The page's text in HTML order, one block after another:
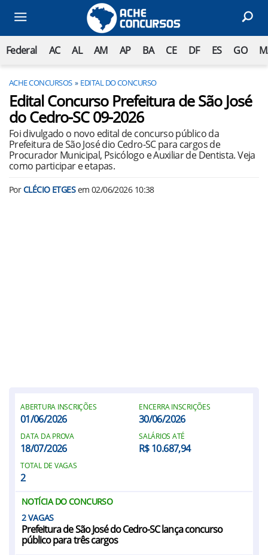
Federal AC AL AM AP BA CE DF ES GO
ACHE CONCURSOS EDITAL DO CONCURSO
Edital Concurso Prefeitura de São José
do Cedro-SC 09-2026
Foi divulgado o novo edital de concurso público da
Prefeitura de São José dio Cedro-SC para cargos de
Procurador Municipal, Psicólogo e Auxiliar de Dentista. Veja
como participar e etapas.
PorCLÉCIO ETGESem 02/06/2026 10:38
ABERTURA INSCRIÇÕES
01/06/2026
ENCERRA INSCRIÇÕES
30/06/2026
DATA DA PROVA
18/07/2026
SALÁRIOS ATÉ
R$ 10.687,94
TOTAL DE VAGAS
2
NOTÍCIA DO CONCURSO
2
Prefeitura de São José do Cedro-SC lança concurso
público para três cargos